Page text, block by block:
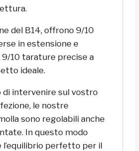
del B14, offrono 9/10
in estensione e
10 tarature precise a
ideale.
intervenire sul vostro
le nostre
sono regolabili anche
In questo modo
perfetto per il